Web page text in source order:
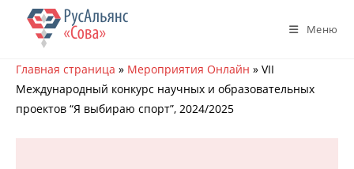
Перейти
содержимому
Меню
Главная страница » Мероприятия Онлайн » VII
Международный конкурс научных и образовательных
проектов “Я выбираю спорт”, 2024/2025